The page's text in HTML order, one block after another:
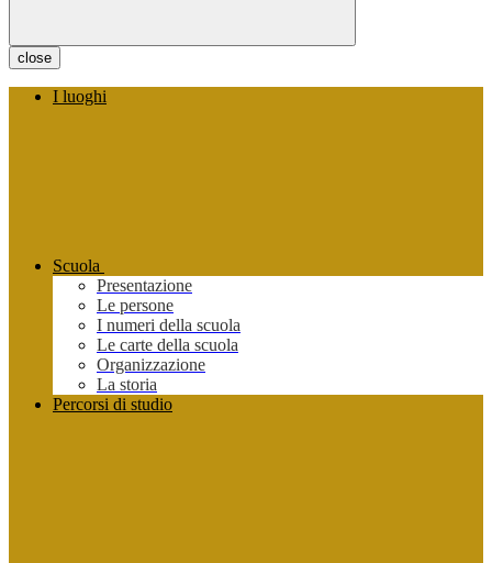
close
I luoghi
Scuola
Presentazione
Le persone
I numeri della scuola
Le carte della scuola
Organizzazione
La storia
Percorsi di studio